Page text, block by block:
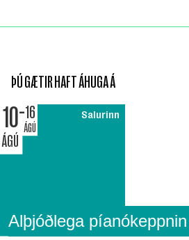
ÞÚ GÆTIR HAFT ÁHUGA Á
10
ÁGÚ
16
ÁGÚ
Salurinn
Alþjóðlega píanókeppnin